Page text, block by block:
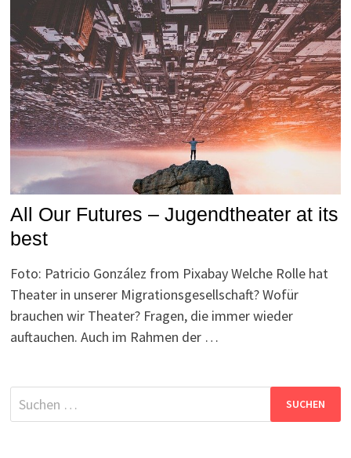
All Our Futures – Jugendtheater at its
best
Foto: Patricio González from Pixabay Welche Rolle hat
Theater in unserer Migrationsgesellschaft? Wofür
brauchen wir Theater? Fragen, die immer wieder
auftauchen. Auch im Rahmen der …
Suchen
nach: